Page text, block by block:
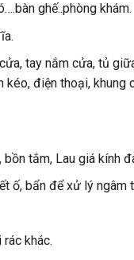
ghế..phòng khám.
tay nắm cửa, tủ
điện thoại, khung
tắm, Lau giá kính
ố, bẩn để xử lý ngâm
rác khác.